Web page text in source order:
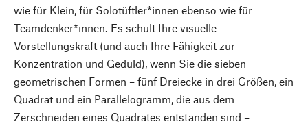
wie für Klein, für Solotüftler*innen ebenso wie für
Teamdenker*innen. Es schult Ihre visuelle
Vorstellungskraft (und auch Ihre Fähigkeit zur
Konzentration und Geduld), wenn Sie die sieben
geometrischen Formen – fünf Dreiecke in drei Größen, ein
Quadrat und ein Parallelogramm, die aus dem
Zerschneiden eines Quadrates entstanden sind –